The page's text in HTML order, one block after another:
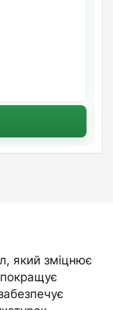
який зміцнює